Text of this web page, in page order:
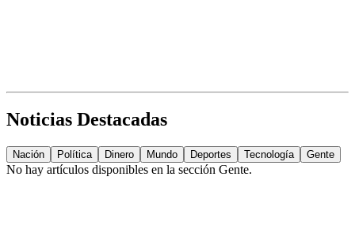
Noticias Destacadas
Nación Política Dinero Mundo Deportes Tecnología Gente
No hay artículos disponibles en la sección Gente.